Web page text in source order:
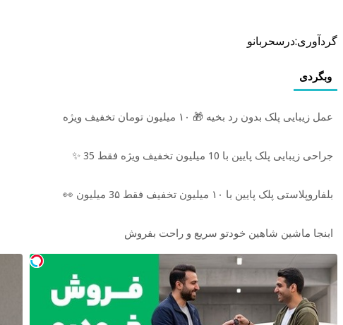
گردآوری:درسحربانو
وبگردی
عمل زیبایی پلک بدون رد بخیه 🎁 ۱۰ میلیون تومان تخفیف ویژه
جراحی زیبایی پلک پایین با 10 میلیون تخفیف ویژه فقط 35 ✨
بلفاروپلاستی پلک پایین با ۱۰ میلیون تخفیف فقط 3۵ میلیون 👀
ابنجا ماشین شاهین خودتو سریع و راحت بفروش